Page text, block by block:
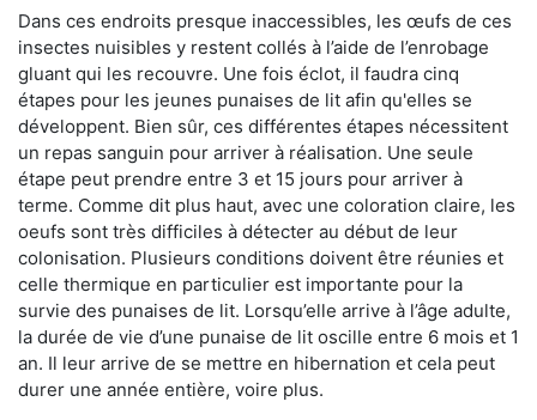
Dans ces endroits presque inaccessibles, les œufs de ces
insectes nuisibles y restent collés à l’aide de l’enrobage
gluant qui les recouvre. Une fois éclot, il faudra cinq
étapes pour les jeunes punaises de lit afin qu'elles se
développent. Bien sûr, ces différentes étapes nécessitent
un repas sanguin pour arriver à réalisation. Une seule
étape peut prendre entre 3 et 15 jours pour arriver à
terme. Comme dit plus haut, avec une coloration claire, les
oeufs sont très difficiles à détecter au début de leur
colonisation. Plusieurs conditions doivent être réunies et
celle thermique en particulier est importante pour la
survie des punaises de lit. Lorsqu’elle arrive à l’âge adulte,
la durée de vie d’une punaise de lit oscille entre 6 mois et 1
an. Il leur arrive de se mettre en hibernation et cela peut
durer une année entière, voire plus.